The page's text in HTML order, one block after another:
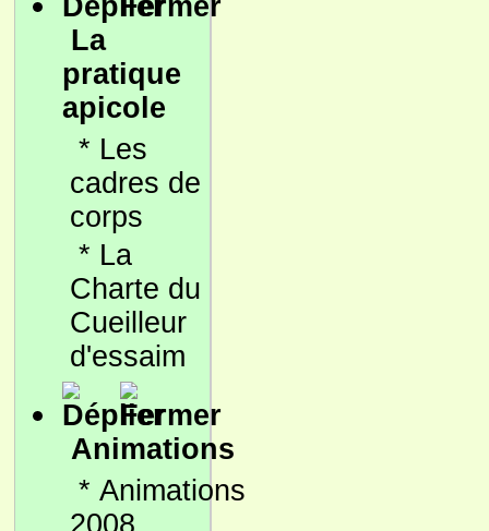
La
pratique
apicole
* Les
cadres de
corps
* La
Charte du
Cueilleur
d'essaim
Animations
* Animations
2008